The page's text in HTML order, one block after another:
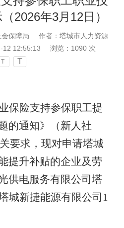
2026年3月12日）
保障局
作者：塔城市人力资源
12 12:55:13 浏览： 1090次
T T
保险支持参保职工提
的通知》（新人社
要求，现对申请塔城
提升补贴的企业及劳
供电服务有限公司塔
城新捷能源有限公司1